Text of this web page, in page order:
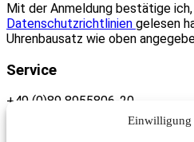
Einwilligung
Mit der Anmeldung bestätige
Datenschutzrichtlinien gelesen
Uhrenbausatz wie oben
Service
+49 (0)89 8955806-20
Montag bis Freitag